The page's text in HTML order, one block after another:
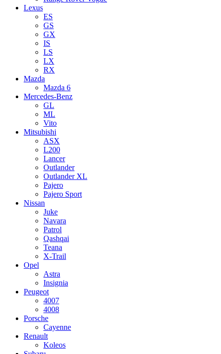
Lexus
ES
GS
GX
IS
LS
LX
RX
Mazda
Mazda 6
Mercedes-Benz
GL
ML
Vito
Mitsubishi
ASX
L200
Lancer
Outlander
Outlander XL
Pajero
Pajero Sport
Nissan
Juke
Navara
Patrol
Qashqai
Teana
X-Trail
Opel
Astra
Insignia
Peugeot
4007
4008
Porsche
Cayenne
Renault
Koleos